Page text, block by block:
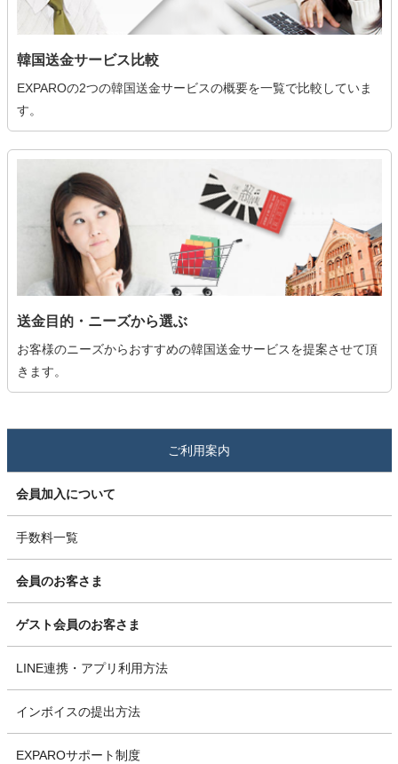
韓国送金サービス比較
EXPAROの2つの韓国送金サービスの概要を一覧で比較していま
す。
送金目的・ニーズから選ぶ
お客様のニーズからおすすめの韓国送金サービスを提案させて頂
きます。
ご利用案内
会員加入について
手数料一覧
会員のお客さま
ゲスト会員のお客さま
LINE連携・アプリ利用方法
インボイスの提出方法
EXPAROサポート制度